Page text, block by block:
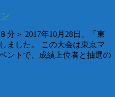
分＞ 2017年10月28日、「東
ました。 この大会は東京マ
ントで、成績上位者と抽選の